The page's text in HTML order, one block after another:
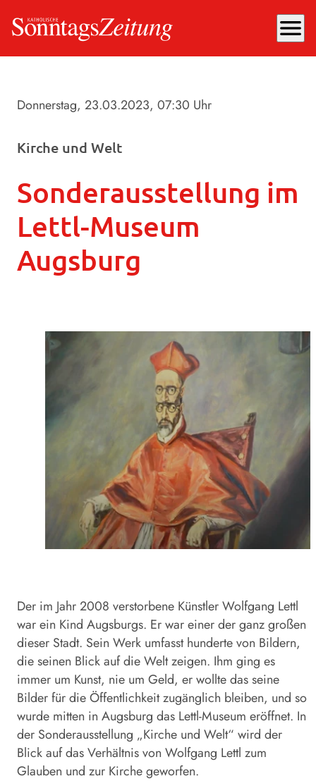
menu
Donnerstag, 23.03.2023, 07:30 Uhr
Kirche und Welt
Sonderausstellung im
Lettl-Museum
Augsburg
Der im Jahr 2008 verstorbene Künstler Wolfgang Lettl
war ein Kind Augsburgs. Er war einer der ganz großen
dieser Stadt. Sein Werk umfasst hunderte von Bildern,
die seinen Blick auf die Welt zeigen. Ihm ging es
immer um Kunst, nie um Geld, er wollte das seine
Bilder für die Öffentlichkeit zugänglich bleiben, und so
wurde mitten in Augsburg das Lettl-Museum eröffnet. In
der Sonderausstellung „Kirche und Welt“ wird der
Blick auf das Verhältnis von Wolfgang Lettl zum
Glauben und zur Kirche geworfen.